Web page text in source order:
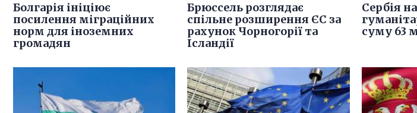
Болгарія ініціює
посилення міграційних
норм для іноземних
громадян
Брюссель розглядає
спільне розширення ЄС за
рахунок Чорногорії та
Ісландії
Сербія
суму 63